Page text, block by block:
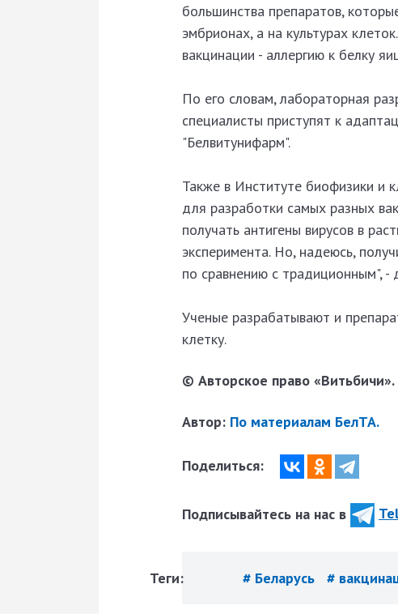
большинства препаратов,
эмбрионах, а на культурах
вакцинации - аллергию к белку
По его словам, лабораторная
специалисты приступят к
"Белвитунифарм".
Также в Институте биофизики и
для разработки самых разных
получать антигены вирусов в
эксперимента. Но, надеюсь,
по сравнению с традиционным", -
Ученые разрабатывают и
клетку.
© Авторское право «Витьбичи».
Автор: По материалам БелТА.
Поделиться:
Подписывайтесь на нас в
Теги: # Беларусь #